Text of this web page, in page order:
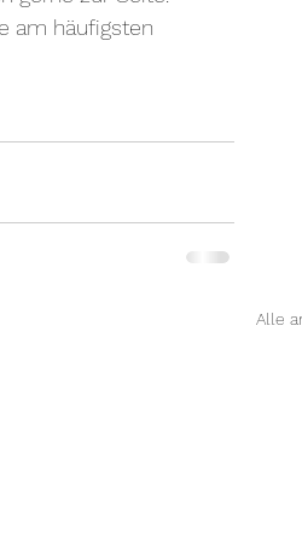
am häufigsten
Alle